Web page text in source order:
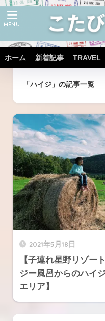
ホーム 新着記事 TRAVEL
ホーム タグ
「ハイジ」の記事一覧
2021年5月18日
【子連れ星野リゾー
ジー風呂からのハイ
エリア】